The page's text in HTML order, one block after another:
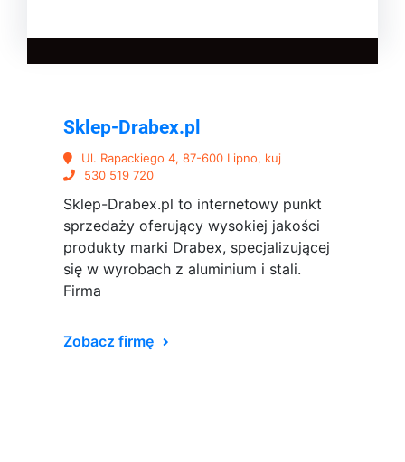
Sklep-Drabex.pl
Ul. Rapackiego 4, 87-600 Lipno, kuj
530 519 720
Sklep-Drabex.pl to internetowy punkt
sprzedaży oferujący wysokiej jakości
produkty marki Drabex, specjalizującej
się w wyrobach z aluminium i stali.
Firma
Zobacz firmę